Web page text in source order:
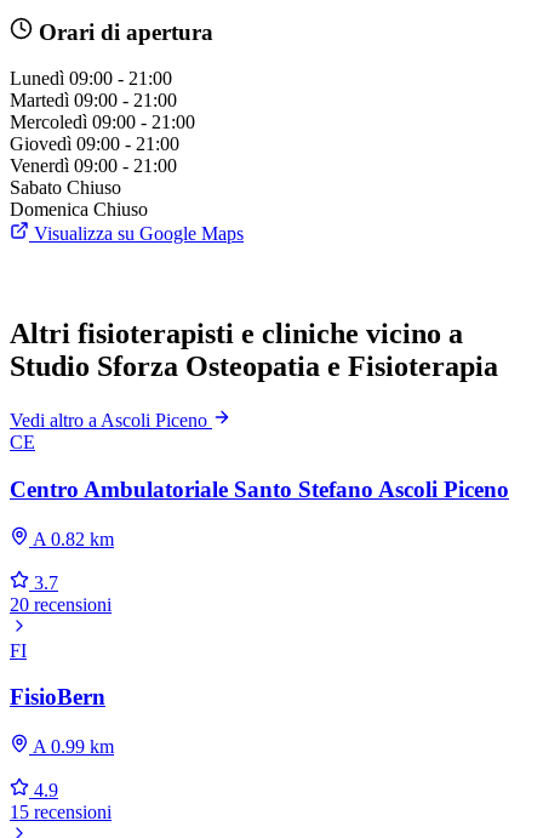
Orari di apertura
Lunedì 09:00 - 21:00
Martedì 09:00 - 21:00
Mercoledì 09:00 - 21:00
Giovedì 09:00 - 21:00
Venerdì 09:00 - 21:00
Sabato Chiuso
Domenica Chiuso
Visualizza su Google Maps
Altri fisioterapisti e cliniche vicino a
Studio Sforza Osteopatia e Fisioterapia
Vedi altro a Ascoli Piceno
CE
Centro Ambulatoriale Santo Stefano Ascoli Piceno
A 0.82 km
3.7
20 recensioni
FI
FisioBern
A 0.99 km
4.9
15 recensioni